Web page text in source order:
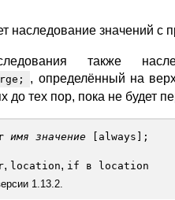
наследование значений с
также
, определённый на
до тех пор, пока не будет
имя значение [ always ];
, location, if в location
1.13.2.